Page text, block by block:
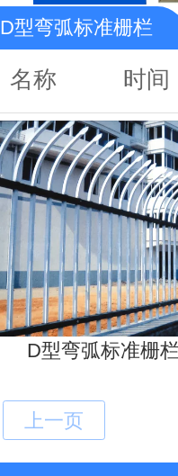
D型弯弧标准栅栏
名称 时间
D型弯弧标准栅栏